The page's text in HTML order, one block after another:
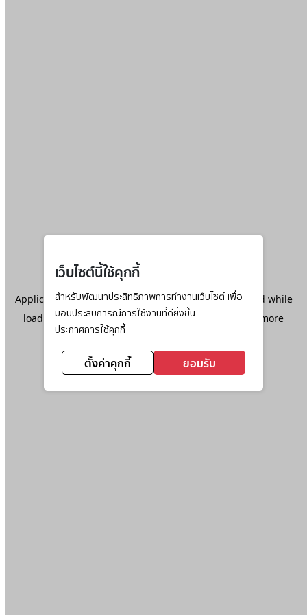
เว็บไซต์นี้ใช้คุกกี้
สำหรับพัฒนาประสิทธิภาพการทำงานเว็บไซต์ เพื่อ
มอบประสบการณ์การใช้งานที่ดียิ่งขึ้น
ประกาศการใช้คุกกี้
ตั้งค่าคุกกี้ ยอมรับ
Application error: aclient-side exception has occurred while
loadingwww.ktc.co.th(see the browser console
for more
information).